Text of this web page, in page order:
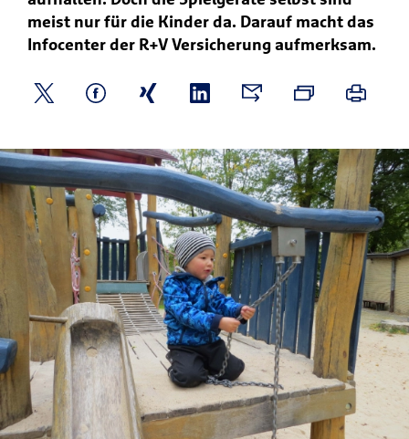
meist nur für die Kinder da. Darauf macht das
Infocenter der R+V Versicherung aufmerksam.